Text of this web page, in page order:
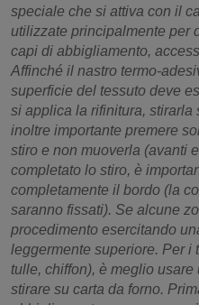
speciale che si attiva con il
utilizzate principalmente per
capi di abbigliamento,
Affinché il nastro termo-
superficie del tessuto deve
si applica la rifinitura, stirarla
inoltre importante premere
stiro e non muoverla (avanti
completato lo stiro, è
completamente il bordo (la
saranno fissati). Se alcune
procedimento esercitando
leggermente superiore. Per i
tulle, chiffon), è meglio
stirare su carta da forno.